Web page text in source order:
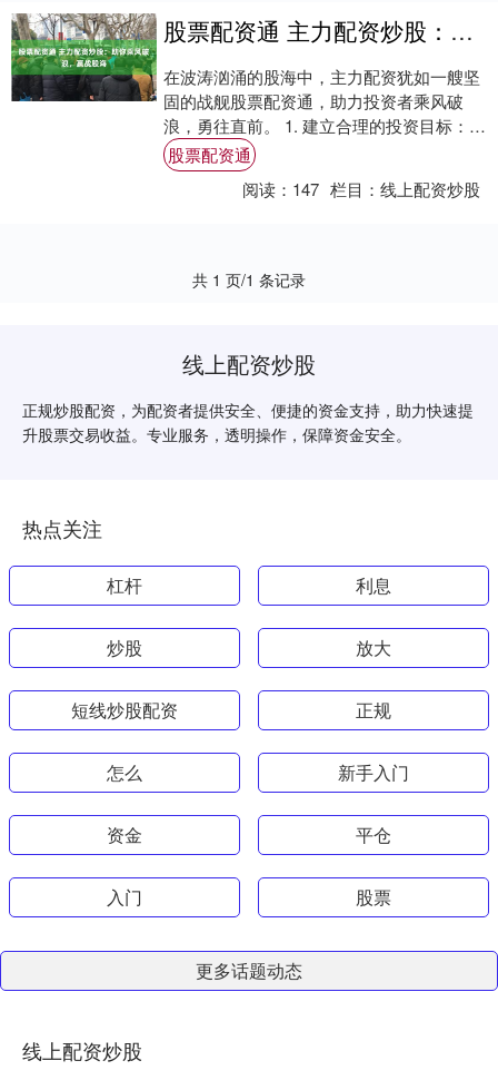
股票配资通 主力配资炒股：助你乘风破浪，赢战股海
在波涛汹涌的股海中，主力配资犹如一艘坚
固的战舰股票配资通，助力投资者乘风破
浪，勇往直前。 1. 建立合理的投资目标：明
确您的投资目标，包括预期的回报和风险承
受能....
股票配资通
阅读： 147 栏目：线上配资炒股
共 1 页/1 条记录
线上配资炒股
正规炒股配资，为配资者提供安全、便捷的资金支持，助力快速提
升股票交易收益。专业服务，透明操作，保障资金安全。
热点关注
杠杆 利息
炒股 放大
短线炒股配资 正规
怎么 新手入门
资金 平仓
入门 股票
更多话题动态
线上配资炒股